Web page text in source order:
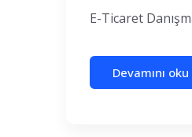
E-Ticaret
Devamını oku